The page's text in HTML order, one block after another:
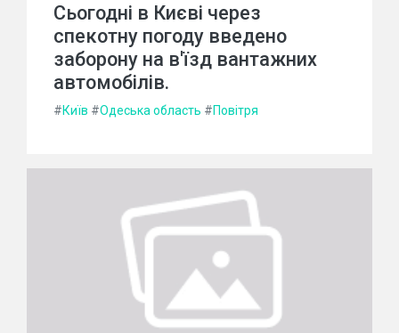
Сьогодні в Києві через
спекотну погоду введено
заборону на в'їзд вантажних
автомобілів.
#Київ #Одеська область #Повітря